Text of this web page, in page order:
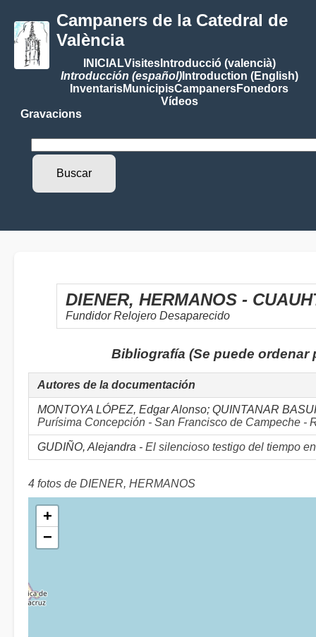
Campaners de la Catedral de
València
INICIALVisitesIntroducció (valencià)
Introducción (español)Introduction (English)
InventarisMunicipisCampanersFonedors
Vídeos
Gravacions
DIENER, HERMANOS -
Fundidor Relojero Desaparecido
Bibliografía (Se puede
Autores de la documentación
MONTOYA LÓPEZ, Edgar Alonso; QUINTANAR
Purísima Concepción - San Francisco de Campeche -
GUDIÑO, Alejandra - El silencioso testigo del tiempo
4 fotos de DIENER, HERMANOS
+
−